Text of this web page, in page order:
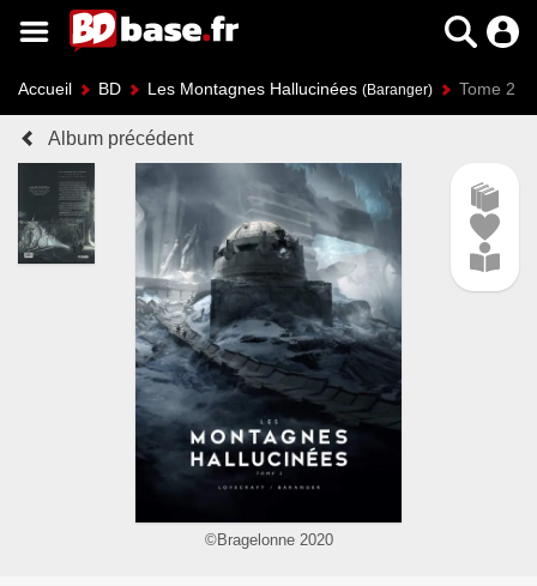
Accueil BD Les Montagnes Hallucinées (Baranger) Tome 2
Album précédent
©Bragelonne 2020